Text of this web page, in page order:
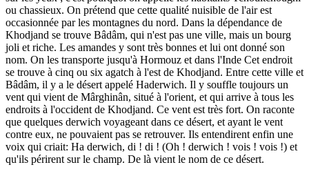
ou chassieux. On prétend que cette qualité nuisible de l'air est
occasionnée par les montagnes du nord. Dans la dépendance de
Khodjand se trouve Bâdâm, qui n'est pas une ville, mais un bourg
joli et riche. Les amandes y sont très bonnes et lui ont donné son
nom. On les transporte jusqu'à Hormouz et dans l'Inde Cet endroit
se trouve à cinq ou six agatch à l'est de Khodjand. Entre cette ville et
Bâdâm, il y a le désert appelé Haderwich. Il y souffle toujours un
vent qui vient de Mârghinân, situé à l'orient, et qui arrive à tous les
endroits à l'occident de Khodjand. Ce vent est très fort. On raconte
que quelques derwich voyageant dans ce désert, et ayant le vent
contre eux, ne pouvaient pas se retrouver. Ils entendirent enfin une
voix qui criait: Ha derwich, di ! di ! (Oh ! derwich ! vois ! vois !) et
qu'ils périrent sur le champ. De là vient le nom de ce désert.